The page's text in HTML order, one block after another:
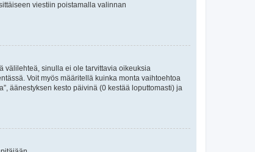
viestiin poistamalla valinnan
välilehteä, sinulla ei ole tarvittavia oikeuksia
Voit myös määritellä kuinka monta vaihtoehtoa
äänestyksen kesto päivinä (0 kestää loputtomasti) ja